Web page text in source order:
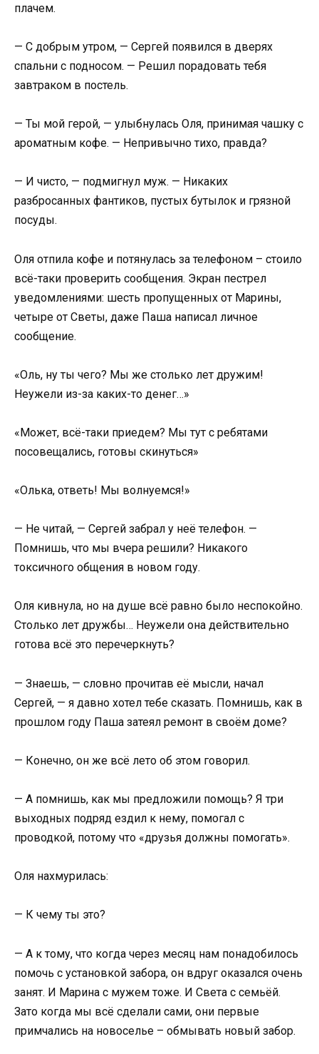
плачем.
— С добрым утром, — Сергей появился в дверях
спальни с подносом. — Решил порадовать тебя
завтраком в постель.
— Ты мой герой, — улыбнулась Оля, принимая чашку с
ароматным кофе. — Непривычно тихо, правда?
— И чисто, — подмигнул муж. — Никаких
разбросанных фантиков, пустых бутылок и грязной
посуды.
Оля отпила кофе и потянулась за телефоном – стоило
всё-таки проверить сообщения. Экран пестрел
уведомлениями: шесть пропущенных от Марины,
четыре от Светы, даже Паша написал личное
сообщение.
«Оль, ну ты чего? Мы же столько лет дружим!
Неужели из-за каких-то денег…»
«Может, всё-таки приедем? Мы тут с ребятами
посовещались, готовы скинуться»
«Олька, ответь! Мы волнуемся!»
— Не читай, — Сергей забрал у неё телефон. —
Помнишь, что мы вчера решили? Никакого
токсичного общения в новом году.
Оля кивнула, но на душе всё равно было неспокойно.
Столько лет дружбы… Неужели она действительно
готова всё это перечеркнуть?
— Знаешь, — словно прочитав её мысли, начал
Сергей, — я давно хотел тебе сказать. Помнишь, как в
прошлом году Паша затеял ремонт в своём доме?
— Конечно, он же всё лето об этом говорил.
— А помнишь, как мы предложили помощь? Я три
выходных подряд ездил к нему, помогал с
проводкой, потому что «друзья должны помогать».
Оля нахмурилась:
— К чему ты это?
— А к тому, что когда через месяц нам понадобилось
помочь с установкой забора, он вдруг оказался очень
занят. И Марина с мужем тоже. И Света с семьёй.
Зато когда мы всё сделали сами, они первые
примчались на новоселье – обмывать новый забор.